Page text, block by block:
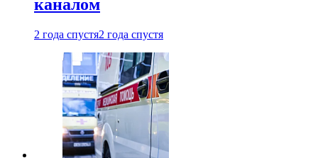
каналом
2 года спустя2 года спустя